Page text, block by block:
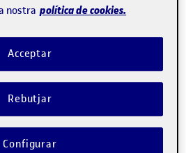
nostra política de cookies.
Rebutjar
Acceptar
Configurar